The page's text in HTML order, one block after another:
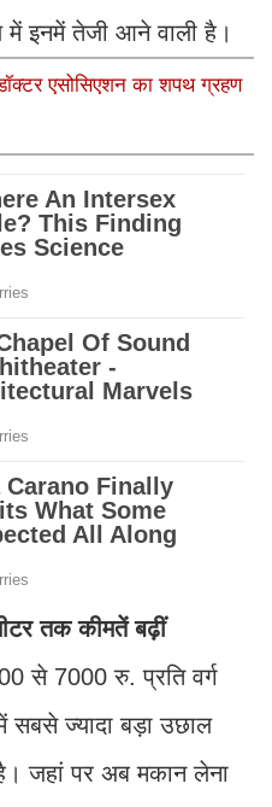
इनमें तेजी आने वाली है।
एसोसिएशन का शपथ ग्रहण
तक कीमतें बढ़ीं
से 7000 रु. प्रति वर्ग
ज्यादा बड़ा उछाल
जहां पर अब मकान लेना